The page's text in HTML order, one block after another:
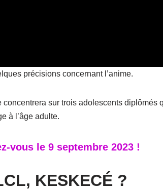
précisions concernant l’anime.
concentrera sur trois adolescents
à l’âge adulte.
vous le 9 septembre 2023 !
KESKECÉ ?